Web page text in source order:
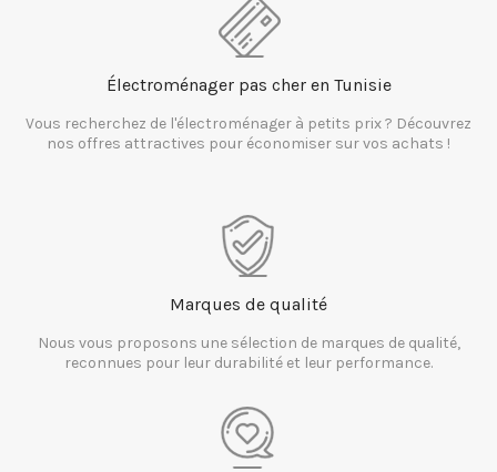
Électroménager pas cher en Tunisie
Vous recherchez de l'électroménager à petits prix ? Découvrez
nos offres attractives pour économiser sur vos achats !
Marques de qualité
Nous vous proposons une sélection de marques de qualité,
reconnues pour leur durabilité et leur performance.